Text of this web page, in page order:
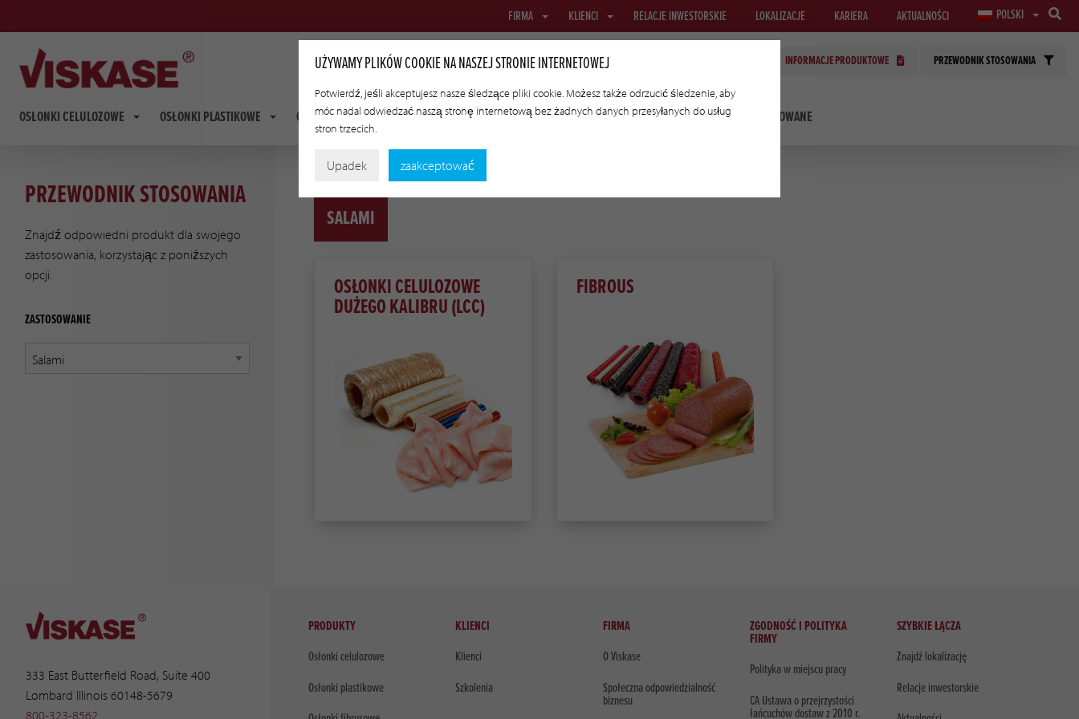
FIRMA KLIENCI RELACJE INWESTORSKIE LOKALIZACJE KARIERA AKTUALNOŚCI POLSKI
OSŁONKI CELULOZOWE OSŁONKI PLASTIKOWE OSŁONKI FIBRUSOWE SIATKI I TKANINY OSŁONKI TRANSFEROWE TECHNOLOGIE STOSOWANE
INFORMACJE PRODUKTOWE PRZEWODNIK STOSOWANIA
PRZEWODNIK STOSOWANIA
Znajdź odpowiedni produkt dla swojego
zastosowania, korzystając z poniższych
opcji.
ZASTOSOWANIE
SALAMI
OSŁONKI CELULOZOWE
DUŻEGO KALIBRU (LCC)
FIBROUS
333 East Butterfield Road, Suite 400
Lombard Illinois 60148-5679
800-323-8562
PRODUKTY
Osłonki celulozowe
Osłonki plastikowe
KLIENCI
Klienci
Szkolenia
FIRMA
O Viskase
Społeczna odpowiedzialność
biznesu
ZGODNOŚĆ I POLITYKA
FIRMY
Polityka w miejscu pracy
CA Ustawa o przejrzystości
łańcuchów dostaw z 2010 r.
SZYBKIE ŁĄCZA
Znajdź lokalizację
Relacje inwestorskie
UŻYWAMY PLIKÓW COOKIE NA NASZEJ STRONIE INTERNETOWEJ
Potwierdź, jeśli akceptujesz nasze śledzące pliki cookie. Możesz także odrzucić śledzenie, aby
móc nadal odwiedzać naszą stronę internetową bez żadnych danych przesyłanych do usług
stron trzecich.
Upadek zaakceptować